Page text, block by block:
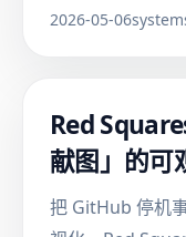
2026-05-06
Red
献图」的可
把 GitHub 停机